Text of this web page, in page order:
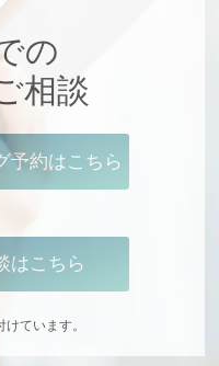
の
相談
予約はこちら
はこちら
ています。